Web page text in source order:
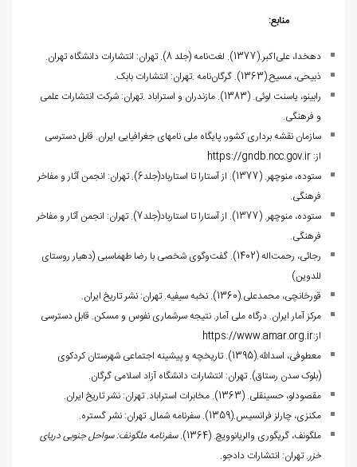
منابع:
دهخدا، علی‌اکبر.(1377). لغت‌نامه (جلد 8). تهران: انتشارات دانشگاه تهران.
ذبیحی، مسیح.(1363). گرگان‌نامه
.تهران: انتشارات بابک.
رابینو، یاسنت لوئی. (1383). مازندران و استراباد
.تهران: شرکت انتشارات علمی
و فرهنگی.
سازمان نقشه برداری کشور، پایگاه ملی نام‏های جغرافیایی ایران. قابل دسترسی
از:https://gndb.ncc.gov.ir
ستوده، منوچهر. (1377). از آستارا تا استارباد(جلد6). تهران: انجمن آثار و مفاخر
فرهنگی.
ستوده، منوچهر. (1377). از آستارا تا استارباد(جلد7). تهران: انجمن آثار و مفاخر
فرهنگی.
رجائی، رحمت‌اله (1402). گفت‌وگوی شخصی با رضا طهماسبی (دهیار روستای
للدوین)
قورخانچی، محمدعلی.(1360). نخبه سیفیه. تهران: نشر تاریخ ایران.
مرکز آمار ایران. درگاه ملی آمار. نتیجه سرشماری نفوس و مسکن. قابل دسترسی
از:https://www.amar.org.ir
معطوفی، اسدالله.(1395). تاریخچه و پیشینه اجتماعی شهرستان کردکوی
(بلوک سدن رستاق). تهران: انتشارات دانشگاه آزاد اسلامی گرگان.
مقصودلو، حسینقلی. (1363). مخابرات استراباد. تهران: نشر تاریخ ایران.
مکنزی، چارلز فرانسیس.(1359). سفرنامه شمال. تهران: نشر گستره.
ملگونف، گ‍ری‍گوری‌ وال‍ریان‍ووی‍چ‌. (1364)
.سفرنامه ملگونف: سواحل جنوبی دریای
خزر.تهران: انتشارات دادجو.